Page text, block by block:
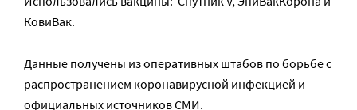
КовиВак.
Данные получены из оперативных штабов по борьбе с
распространением коронавирусной инфекцией и
официальных источников СМИ.